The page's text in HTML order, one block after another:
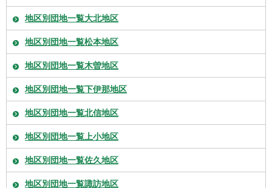
地区別団地一覧大北地区
地区別団地一覧松本地区
地区別団地一覧木曽地区
地区別団地一覧下伊那地区
地区別団地一覧北信地区
地区別団地一覧上小地区
地区別団地一覧佐久地区
地区別団地一覧諏訪地区